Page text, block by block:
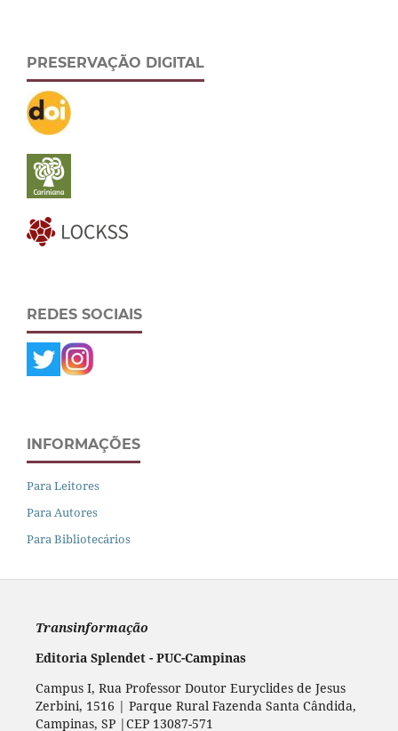
PRESERVAÇÃO DIGITAL
REDES SOCIAIS
INFORMAÇÕES
Para Leitores
Para Autores
Para Bibliotecários
Transinformação
Editoria Splendet - PUC-Campinas
Campus I, Rua Professor Doutor Euryclides de Jesus
Zerbini, 1516 | Parque Rural Fazenda Santa Cândida,
Campinas, SP |CEP 13087-571